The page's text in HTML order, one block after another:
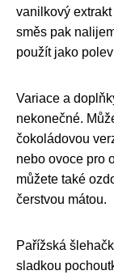
vanilkový
směs pak
použít jako
Variace a
nekonečné.
čokoládovou
nebo ovoce pro
můžete také
čerstvou mátou.
Pařížská
sladkou